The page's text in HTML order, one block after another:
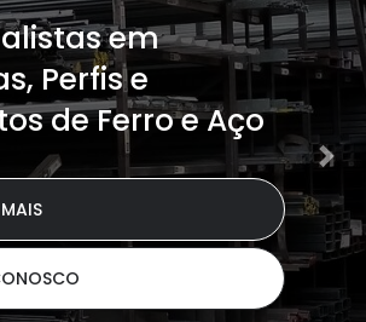
em
Perfis e
de Ferro e Aço